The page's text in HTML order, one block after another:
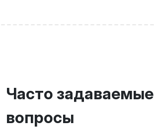
Часто задаваемые
вопросы